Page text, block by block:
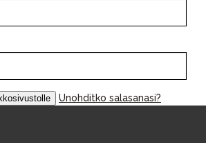
Unohditko salasanasi?
Lelut ja pelit
Äiti & Isä
& vuodevaatteet
Tarvikkeet